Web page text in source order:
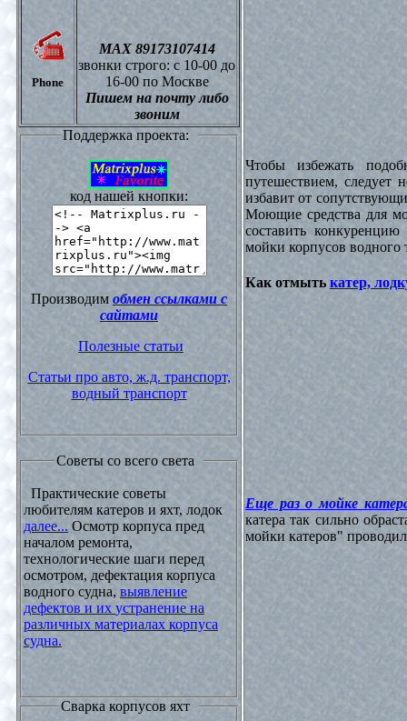
Phone
МАХ 89173107414
звонки строго: с 10-00 до
16-00 по Москве
Пишем на почту либо
звоним
Поддержка проекта:
код нашей кнопки:
Производим обмен ссылками с
сайтами
Полезные статьи
Статьи про авто, ж.д. транспорт,
водный транспорт
Советы со всего света
Практические советы
любителям катеров и яхт, лодок
далее... Осмотр корпуса пред
началом ремонта,
технологические шаги перед
осмотром, дефектация корпуса
водного судна, выявление
дефектов и их устранение на
различных материалах корпуса
судна.
Сварка корпусов яхт
Чтобы избежать
путешествием, следует
избавит от
Моющие средства для
составить
мойки корпусов водного
Как отмыть катер,
Еще раз о мойке
катера так сильно
мойки катеров"